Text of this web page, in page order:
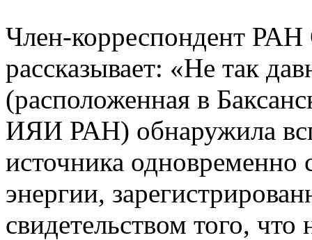
Член-корреспондент
рассказывает: «Не так
(расположенная в
ИЯИ РАН) обнаружила
источника
энергии,
свидетельством того,